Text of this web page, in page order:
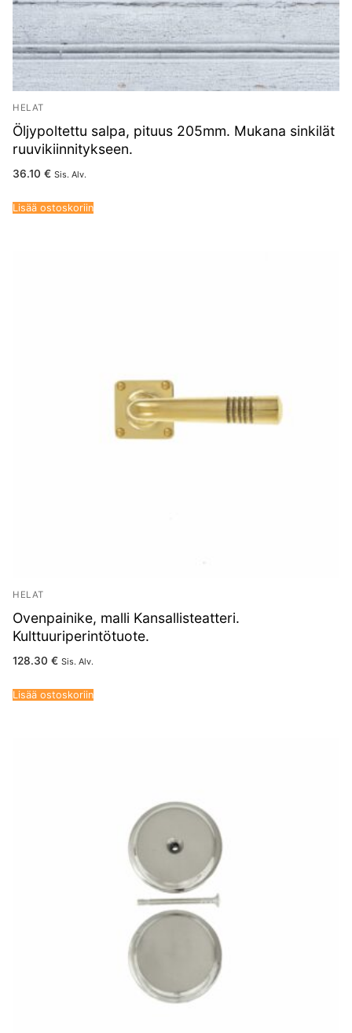
HELAT
Öljypoltettu salpa, pituus 205mm. Mukana sinkilät
ruuvikiinnitykseen.
36.10 € Sis. Alv.
Lisää ostoskoriin
HELAT
Ovenpainike, malli Kansallisteatteri.
Kulttuuriperintötuote.
128.30 € Sis. Alv.
Lisää ostoskoriin